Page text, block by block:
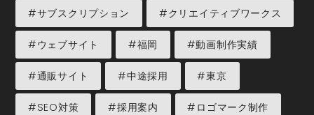
#サブスクリプション #クリエイティブワークス
#ウェブサイト #福岡 #動画制作実績
#通販サイト #中途採用 #東京
#SEO対策 #採用案内 #ロゴマーク制作